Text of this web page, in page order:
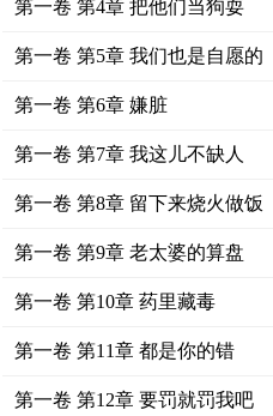
第一卷 第4章 把他们当狗耍
第一卷 第5章 我们也是自愿的
第一卷 第6章 嫌脏
第一卷 第7章 我这儿不缺人
第一卷 第8章 留下来烧火做饭
第一卷 第9章 老太婆的算盘
第一卷 第10章 药里藏毒
第一卷 第11章 都是你的错
第一卷 第12章 要罚就罚我吧